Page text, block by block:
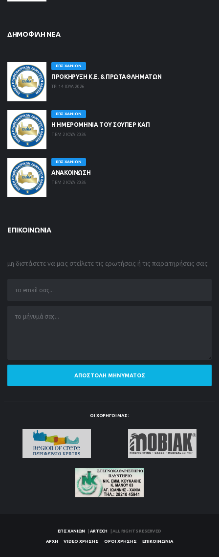
ΔΗΜΟΦΙΛΉ ΝΈΑ
ΕΠΣ ΧΑΝΊΩΝ
ΠΡΟΚΗΡΥΞΗ Κ.Ε. & ΠΡΩΤΑΘΛΗΜΑΤΩΝ
ΤΡΙ 14 ΙΟΥΛ 2026
ΕΠΣ ΧΑΝΊΩΝ
Η ΗΜΕΡΟΜΗΝΙΑ ΤΟΥ ΣΟΥΠΕΡ ΚΑΠ
ΠΕΜ 2 ΙΟΥΛ 2026
ΕΠΣ ΧΑΝΊΩΝ
ΑΝΑΚΟΙΝΩΣΗ
ΠΕΜ 2 ΙΟΥΛ 2026
ΕΠΙΚΟΙΝΩΝΊΑ
μη διστάσετε να μας στείλετε τις ερωτήσεις ή τις παρατηρήσεις σας
ΑΠΟΣΤΟΛΉ ΜΗΝΎΜΑΤΟΣ
ΟΙ ΧΟΡΗΓΟΊ ΜΑΣ:
ΕΠΣ ΧΑΝΊΩΝ |ARTECH | ALL RIGHTS RESERVED
ΑΡΧΉ VIDEO ΧΡΉΣΗΣ ΌΡΟΙ ΧΡΉΣΗΣ ΕΠΙΚΟΙΝΩΝΊΑ